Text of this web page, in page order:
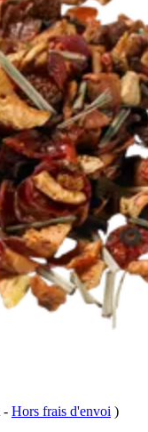
- Hors frais d'envoi )